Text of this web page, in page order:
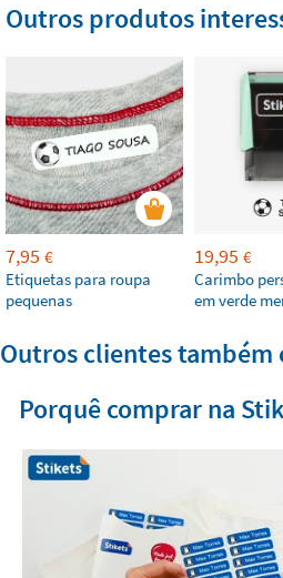
Outros produtos
7,95 €
Etiquetas para roupa
pequenas
19,95 €
Carimbo
em verde
Outros clientes também
Porquê comprar na